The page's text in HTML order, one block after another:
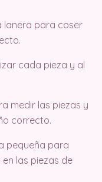
lanera para coser
cada pieza y al
medir las piezas y
correcto.
pequeña para
las piezas de